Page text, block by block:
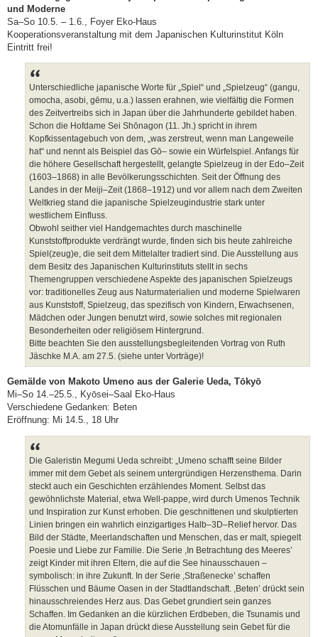
und Moderne
Sa–So 10.5. – 1.6., Foyer Eko-Haus
Kooperationsveranstaltung mit dem Japanischen Kulturinstitut Köln
Eintritt frei!
Unterschiedliche japanische Worte für „Spiel“ und „Spielzeug“ (gangu,
omocha, asobi, gēmu, u.a.) lassen erahnen, wie vielfältig die Formen
des Zeitvertreibs sich in Japan über die Jahrhunderte gebildet haben.
Schon die Hofdame Sei Shōnagon (11. Jh.) spricht in ihrem
Kopfkissentagebuch von dem, „was zerstreut, wenn man Langeweile
hat“ und nennt als Beispiel das Gō– sowie ein Würfelspiel. Anfangs für
die höhere Gesellschaft hergestellt, gelangte Spielzeug in der Edo–Zeit
(1603–1868) in alle Bevölkerungsschichten. Seit der Öffnung des
Landes in der Meiji–Zeit (1868–1912) und vor allem nach dem Zweiten
Weltkrieg stand die japanische Spielzeugindustrie stark unter
westlichem Einfluss.
Obwohl seither viel Handgemachtes durch maschinelle
Kunststoffprodukte verdrängt wurde, finden sich bis heute zahlreiche
Spiel(zeug)e, die seit dem Mittelalter tradiert sind. Die Ausstellung aus
dem Besitz des Japanischen Kulturinstituts stellt in sechs
Themengruppen verschiedene Aspekte des japanischen Spielzeugs
vor: traditionelles Zeug aus Naturmaterialien und moderne Spielwaren
aus Kunststoff, Spielzeug, das spezifisch von Kindern, Erwachsenen,
Mädchen oder Jungen benutzt wird, sowie solches mit regionalen
Besonderheiten oder religiösem Hintergrund.
Bitte beachten Sie den ausstellungsbegleitenden Vortrag von Ruth
Jäschke M.A. am 27.5. (siehe unter Vorträge)!
Gemälde von Makoto Umeno aus der Galerie Ueda, Tōkyō
Mi–So 14.–25.5., Kyōsei–Saal Eko-Haus
Verschiedene Gedanken: Beten
Eröffnung: Mi 14.5., 18 Uhr
Die Galeristin Megumi Ueda schreibt: „Umeno schafft seine Bilder
immer mit dem Gebet als seinem untergründigen Herzensthema. Darin
steckt auch ein Geschichten erzählendes Moment. Selbst das
gewöhnlichste Material, etwa Well-pappe, wird durch Umenos Technik
und Inspiration zur Kunst erhoben. Die geschnittenen und skulptierten
Linien bringen ein wahrlich einzigartiges Halb–3D–Relief hervor. Das
Bild der Städte, Meerlandschaften und Menschen, das er malt, spiegelt
Poesie und Liebe zur Familie. Die Serie ,In Betrachtung des Meeres’
zeigt Kinder mit ihren Eltern, die auf die See hinausschauen –
symbolisch: in ihre Zukunft. In der Serie ,Straßenecke’ schaffen
Flüsschen und Bäume Oasen in der Stadtlandschaft. ,Beten’ drückt sein
hinausschreiendes Herz aus. Das Gebet grundiert sein ganzes
Schaffen. Im Gedanken an die kürzlichen Erdbeben, die Tsunamis und
die Atomunfälle in Japan drückt diese Ausstellung sein Gebet für die